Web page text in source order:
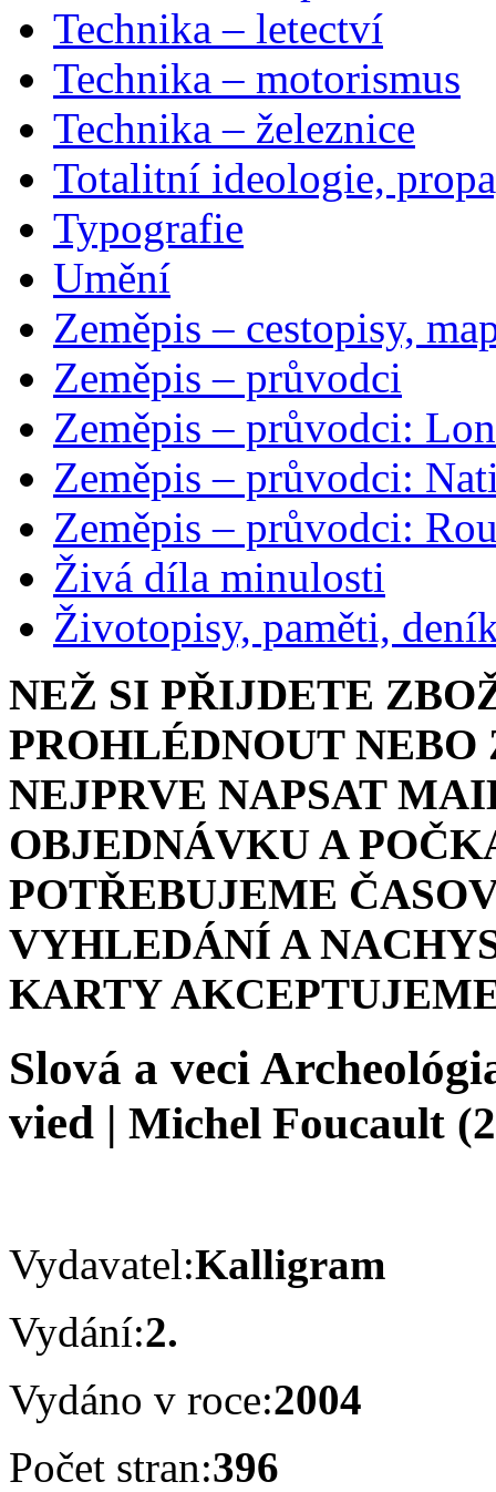
Technika – letectví
Technika – motorismus
Technika – železnice
Totalitní ideologie,
Typografie
Umění
Zeměpis – cestopisy,
Zeměpis – průvodci
Zeměpis – průvodci:
Zeměpis – průvodci:
Zeměpis – průvodci:
Živá díla minulosti
Životopisy, paměti,
NEŽ SI PŘIJDETE
PROHLÉDNOUT
NEJPRVE NAPSAT
OBJEDNÁVKU A
POTŘEBUJEME
VYHLEDÁNÍ A
KARTY
Slová a veci
vied | Michel Foucault
Vydavatel:Kalligram
Vydání:2.
Vydáno v roce:2004
Počet stran:396